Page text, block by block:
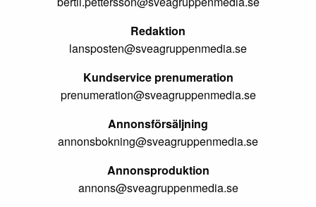
Redaktion
lansposten@sveagruppenmedia.se
Kundservice prenumeration
prenumeration@sveagruppenmedia.se
Annonsförsäljning
annonsbokning@sveagruppenmedia.se
Annonsproduktion
annons@sveagruppenmedia.se